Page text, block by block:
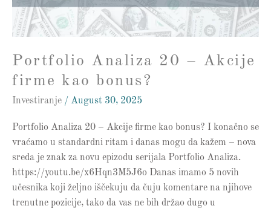
Portfolio Analiza 20 – Akcije
firme kao bonus?
Investiranje / August 30, 2025
Portfolio Analiza 20 – Akcije firme kao bonus? I konačno se
vraćamo u standardni ritam i danas mogu da kažem – nova
sreda je znak za novu epizodu serijala Portfolio Analiza.
https://youtu.be/x6Hqn3M5J6o Danas imamo 5 novih
učesnika koji željno iščekuju da čuju komentare na njihove
trenutne pozicije, tako da vas ne bih držao dugo u
bonus?